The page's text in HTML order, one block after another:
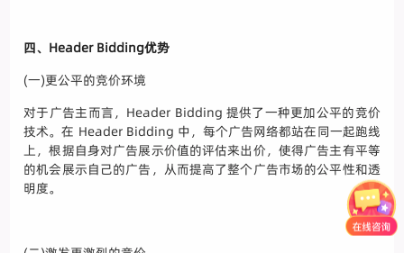
四、Header Bidding优势
(一)更公平的竞价环境
对于广告主而言，Header Bidding 提供了一种更加公平的竞价
技术。在 Header Bidding 中，每个广告网络都站在同一起跑线
上，根据自身对广告展示价值的评估来出价，使得广告主有平等
的机会展示自己的广告，从而提高了整个广告市场的公平性和透
明度。